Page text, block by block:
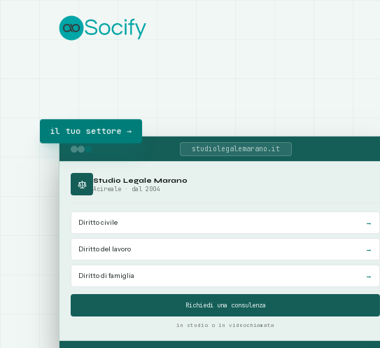
Vai al contenuto
studiolegalemarano.it
Studio Legale Marano
Acireale · dal 2004
Diritto civile →
Diritto del lavoro →
Diritto di famiglia →
Richiedi una consulenza
in studio o in videochiamata
il tuo settore →